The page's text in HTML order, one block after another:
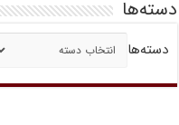
دسته‌ها
دسته‌ها